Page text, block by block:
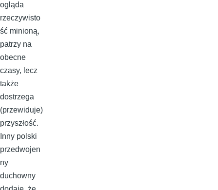
ogląda
rzeczywisto
ść minioną,
patrzy na
obecne
czasy, lecz
także
dostrzega
(przewiduje)
przyszłość.
Inny polski
przedwojen
ny
duchowny